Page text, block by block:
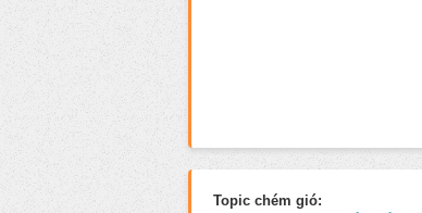
Topic chém gió: